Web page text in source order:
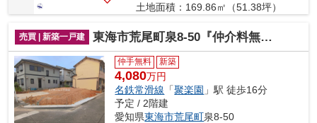
土地面積：169.86㎡（51.38坪）
売買 | 新築一戸建 東海市荒尾町泉8-50『仲介料無料』新築戸建て
仲手無料 新築
4,080万円
名鉄常滑線 「聚楽園 」駅 徒歩16分
予定 / 2階建
愛知県東海市荒尾町泉8-50